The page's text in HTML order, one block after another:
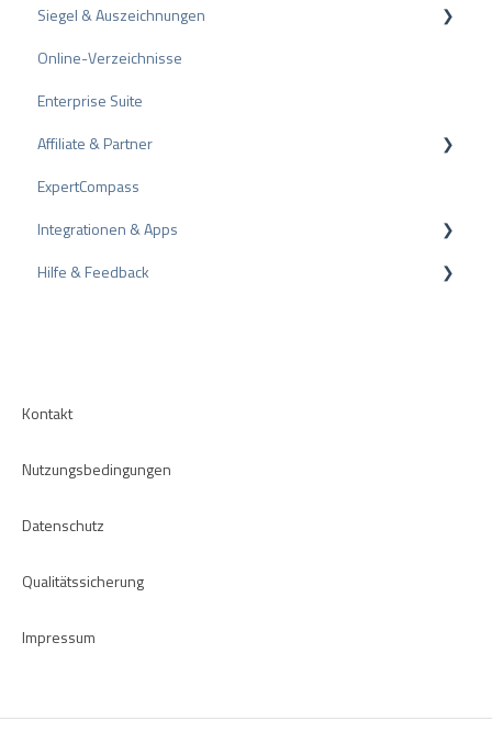
ProvenEmployer
Rechnungsstellung
Umfragen
Andere Bewertungsquellen
Bewertungen teilen
Negative Bewertungen
Schlichtungsverfahren
Tipps zu Bewertungen
Interne Umfragen
Rich Snippet
Siegel & Auszeichnungen
PRO Seal
Bewertungssiegel
Auszeichnungen
Online-Verzeichnisse
Enterprise Suite
Affiliate & Partner
Partnerprogramm
Empfehlung
ExpertCompass
Integrationen & Apps
CMS-Plugins
Hilfe & Feedback
Kontakt
Nutzungsbedingungen
Datenschutz
Qualitätssicherung
Impressum